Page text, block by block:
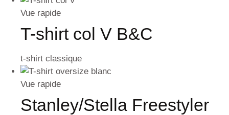
Vue rapide
T-shirt col V B&C
t-shirt classique
Vue rapide
Stanley/Stella Freestyler